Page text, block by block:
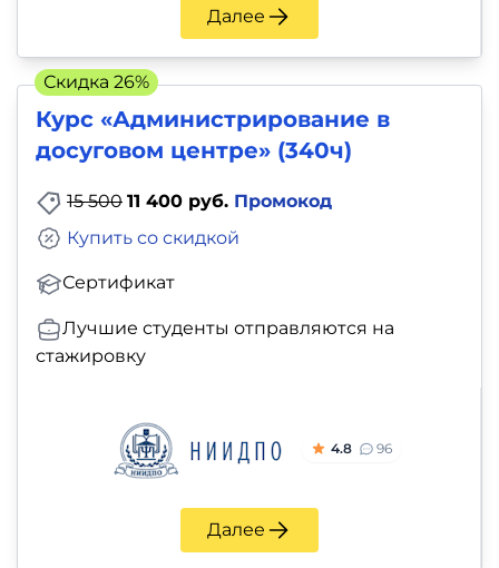
Далее
Курс «Администрирование в
досуговом центре» (340ч)
15 500 11 400 руб. Промокод
Сертификат
Купить со скидкой
Лучшие студенты отправляются на
стажировку
4.8 96
Далее
Скидка 26%